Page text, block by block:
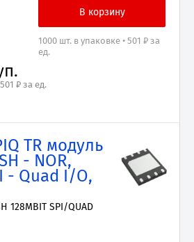
1000 шт. в упаковке • 501 ₽ за
ед.
₽ за ед.
TR модуль
- NOR,
- Quad I/O,
128MBIT SPI/QUAD